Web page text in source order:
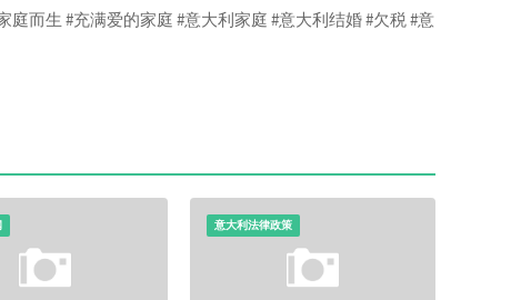
而生 #充满爱的家庭 #意大利家庭 #意大利结婚 #欠税 #意
意大利法律政策